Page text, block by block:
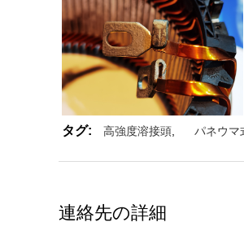
タグ: 高強度溶接頭 パネウマ
連絡先の詳細